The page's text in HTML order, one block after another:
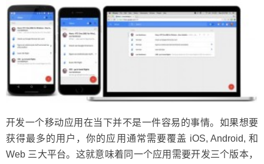
开发一个移动应用在当下并不是一件容易的事情。如果想要
获得最多的用户，你的应用通常需要覆盖 iOS, Android, 和
Web 三大平台。这就意味着同一个应用需要开发三个版本，